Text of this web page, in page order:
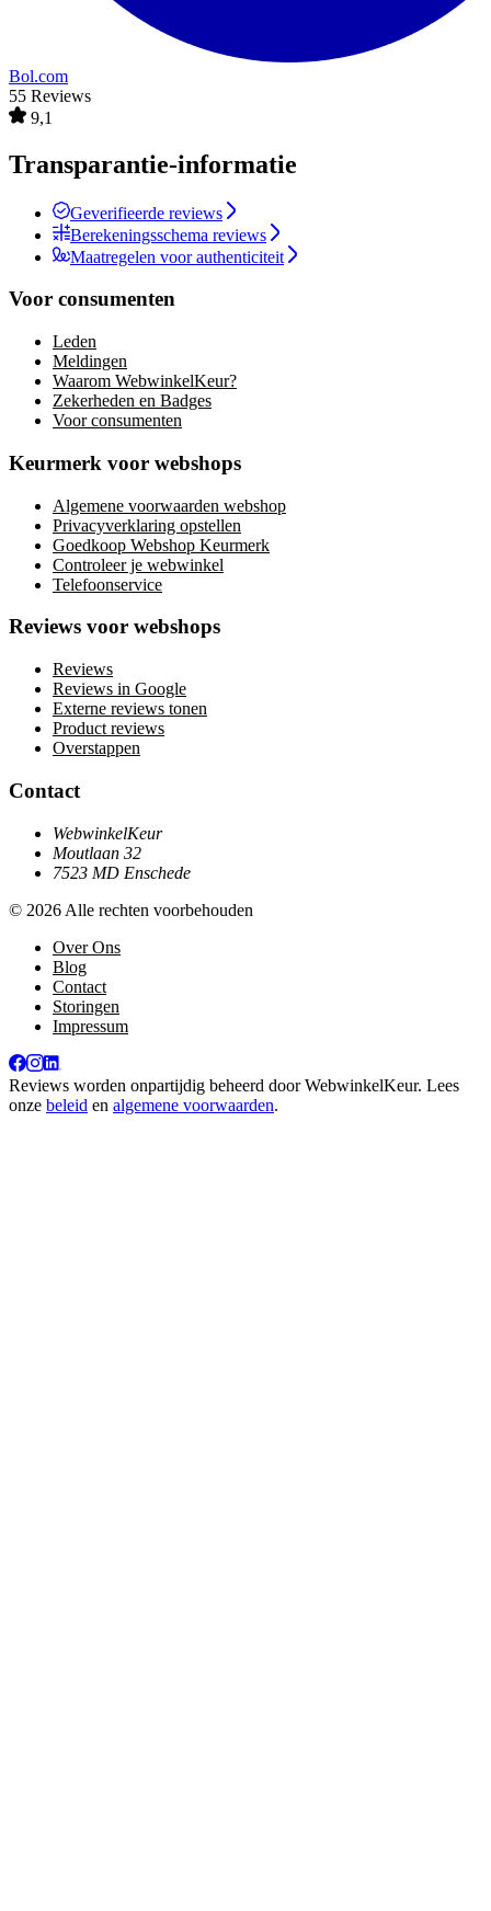
Bol.com
55 Reviews
9,1
Transparantie-informatie
Geverifieerde reviews
Berekeningsschema reviews
Maatregelen voor authenticiteit
Voor consumenten
Leden
Meldingen
Waarom WebwinkelKeur?
Zekerheden en Badges
Voor consumenten
Keurmerk voor webshops
Algemene voorwaarden webshop
Privacyverklaring opstellen
Goedkoop Webshop Keurmerk
Controleer je webwinkel
Telefoonservice
Reviews voor webshops
Reviews
Reviews in Google
Externe reviews tonen
Product reviews
Overstappen
Contact
WebwinkelKeur
Moutlaan 32
7523 MD Enschede
© 2026 Alle rechten voorbehouden
Over Ons
Blog
Contact
Storingen
Impressum
Reviews worden onpartijdig beheerd doorWebwinkelKeur. Lees
onze beleid en algemene voorwaarden.